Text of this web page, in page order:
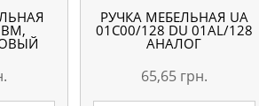
РУЧКА МЕБЕЛЬНАЯ UA
01С00/128 DU 01AL/128
АНАЛОГ
65,65 грн.